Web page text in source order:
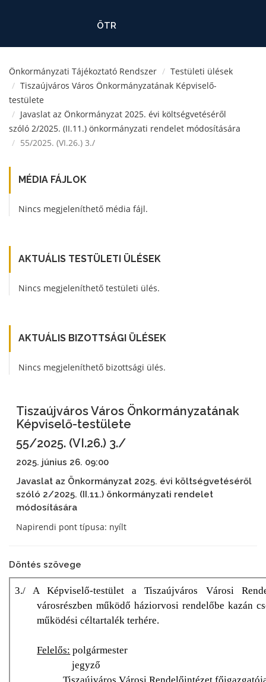
ÖTR
Önkormányzati Tájékoztató Rendszer
Testületi ülések
Tiszaújváros Város Önkormányzatának Képviselő-
testülete
Javaslat az Önkormányzat 2025. évi költségvetéséről
szóló 2/2025. (II.11.) önkormányzati rendelet módosítására
55/2025. (VI.26.) 3./
MÉDIA FÁJLOK
Nincs megjeleníthető média fájl.
AKTUÁLIS TESTÜLETI ÜLÉSEK
Nincs megjeleníthető testületi ülés.
AKTUÁLIS BIZOTTSÁGI ÜLÉSEK
Nincs megjeleníthető bizottsági ülés.
Tiszaújváros Város Önkormányzatának
Képviselő-testülete
55/2025. (VI.26.) 3./
2025. június 26. 09:00
Javaslat az Önkormányzat 2025. évi költségvetéséről
szóló 2/2025. (II.11.) önkormányzati rendelet
módosítására
Napirendi pont típusa: nyílt
Döntés szövege